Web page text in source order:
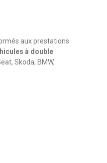
aux prestations
à double
Skoda, BMW,